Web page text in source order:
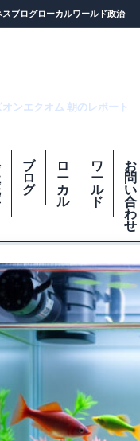
スブログローカルワールド政治
ンエクオム 朝のレポート
ブ
ロ
グ
ロ
ー
カ
ル
ワ
ー
ル
ド
お
問
い
合
わ
せ